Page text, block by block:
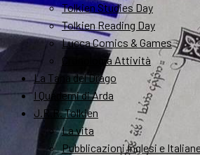
Tolkien Studies Day
Tolkien Reading Day
Lucca Comics & Games
Cronologia Attività
La Tana del Drago
I Quaderni di Arda
J.R.R. Tolkien
La vita
Pubblicazioni Inglesi e